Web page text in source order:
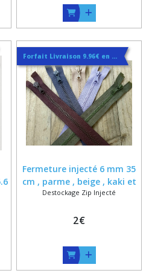
Forfait Livraison 9.96€ en Courrier Suivi
Fermeture injecté 6 mm 35
cm , parme , beige , kaki et
gris
Destockage Zip Injecté
2€